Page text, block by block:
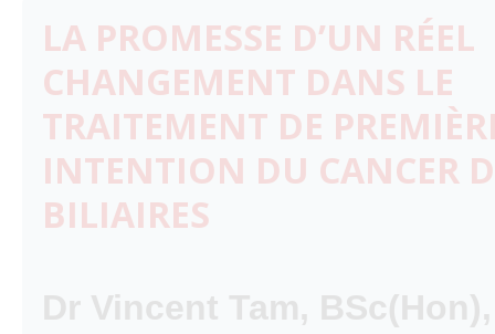
LA PROMESSE D’UN RÉEL
CHANGEMENT DANS LE
TRAITEMENT DE
INTENTION DU CANCER
BILIAIRES
Dr Vincent Tam,